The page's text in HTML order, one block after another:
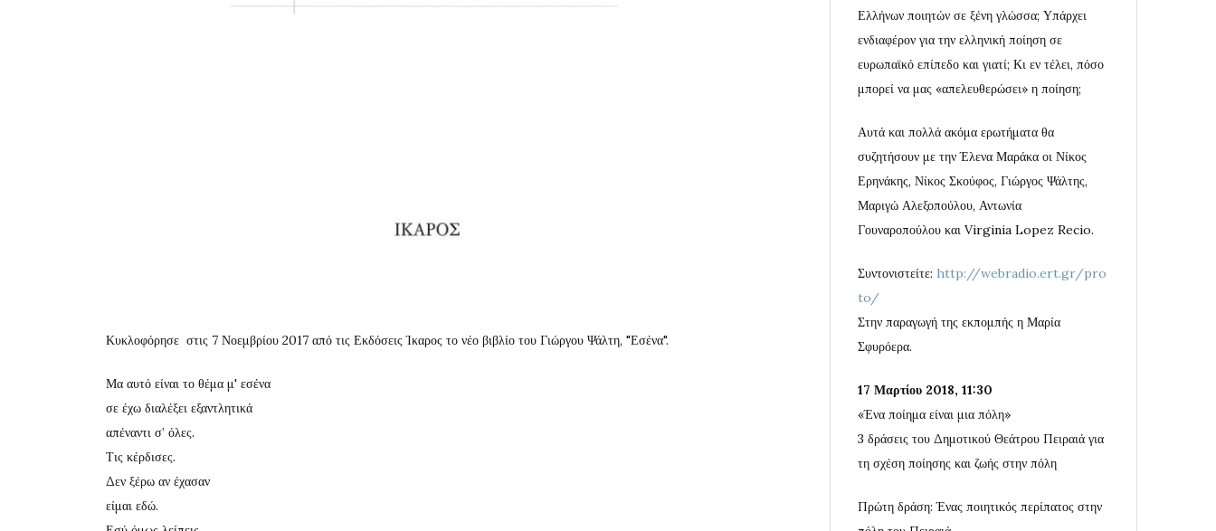
Κυκλοφόρησε στις 7 Νοεμβρίου 2017 από τις Εκδόσεις Ίκαρος το νέο βιβλίο του Γιώργου Ψάλτη, "Εσένα".
Μα αυτό είναι το θέμα μ' εσένα
σε έχω διαλέξει εξαντλητικά
απέναντι σ’ όλες.
Τις κέρδισες.
Δεν ξέρω αν έχασαν
είμαι εδώ.
Ελλήνων ποιητών σε ξένη γλώσσα; Υπάρχει
ενδιαφέρον για την ελληνική ποίηση σε
ευρωπαϊκό επίπεδο και γιατί; Κι εν τέλει, πόσο
μπορεί να μας «απελευθερώσει» η ποίηση;
Αυτά και πολλά ακόμα ερωτήματα θα
συζητήσουν με την Έλενα Μαράκα οι Νίκος
Ερηνάκης, Νίκος Σκούφος, Γιώργος Ψάλτης,
Μαριγώ Αλεξοπούλου, Αντωνία
Γουναροπούλου και Virginia Lopez Recio.
Συντονιστείτε: http://webradio.ert.gr/pro
to/
Στην παραγωγή της εκπομπής η Μαρία
Σφυρόερα.
17 Μαρτίου 2018, 11:30
«Ένα ποίημα είναι μια πόλη»
3 δράσεις του Δημοτικού Θεάτρου Πειραιά για
τη σχέση ποίησης και ζωής στην πόλη
Πρώτη δράση: Ένας ποιητικός περίπατος στην